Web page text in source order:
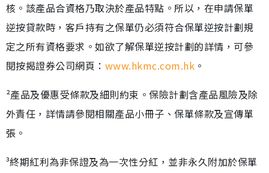
核。該產品合資格乃取決於產品特點。所以，在申請保單
逆按貸款時，客戶持有之保單仍必須符合保單逆按計劃規
定之所有資格要求。如欲了解保單逆按計劃的詳情，可參
閱按揭證券公司網頁： www.hkmc.com.hk 。
²產品及優惠受條款及細則約束。保險計劃含產品風險及除
外責任，詳情請參閱相關產品小冊子、保單條款及宣傳單
張。
³終期紅利為非保證及為一次性分紅，並非永久附加於保單